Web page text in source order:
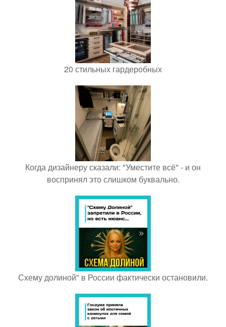
20 стильных гардеробных
Когда дизайнеру сказали: "Уместите всё" - и он
воспринял это слишком буквально.
Схему долиной" в России фактически остановили.